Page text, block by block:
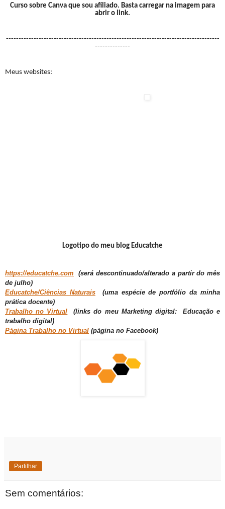
Curso sobre Canva que sou afiliado. Basta carregar na imagem para
abrir o link.
-------------------------------------------------------------------------------------
--------------
Meus websites:
Logotipo do meu blog Educatche
https://educatche.com (será descontinuado/alterado a partir do mês
de julho)
Educatche/Ciências Naturais(uma espécie de portfólio da minha
prática docente)
Trabalho no Virtual (links do meu Marketing digital: Educação e
trabalho digital)
Página Trabalho no Virtual (página no Facebook)
Partilhar
Sem comentários: